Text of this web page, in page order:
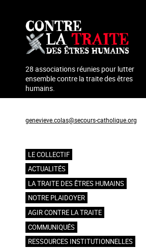
contenu
principal
28 associations réunies pour lutter
ensemble contre la traite des êtres
humains.
genevieve.colas@secours-catholique.org
Navigation
principale
LE COLLECTIF
ACTUALITÉS
LA TRAITE DES ÊTRES HUMAINS
NOTRE PLAIDOYER
AGIR CONTRE LA TRAITE
COMMUNIQUÉS
RESSOURCES INSTITUTIONNELLES